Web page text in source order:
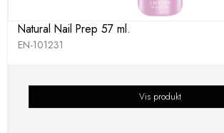
Natural Nail Prep 57 ml.
EN-101231
Vis produkt